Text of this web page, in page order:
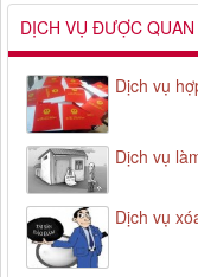
DỊCH VỤ ĐƯỢC QUAN
Dịch vụ
Dịch vụ
Dịch vụ